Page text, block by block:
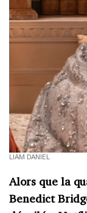
LIAM DANIEL
Alors que la
Benedict